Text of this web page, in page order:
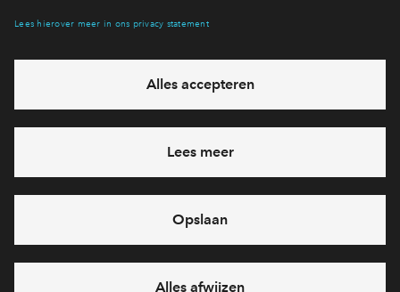
eventuele projecten
Ja, ik wil mij aanmelden
71 22 864
6 dagen per week beschikbaar (behalve tijdens
feestdagen)